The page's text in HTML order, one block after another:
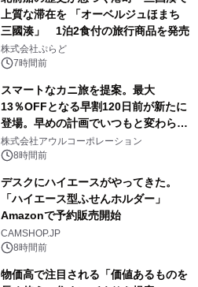
上質な滞在を 「オーベルジュほまち
三國湊」 1泊2食付の旅行商品を発売
株式会社ぷらど
7時間前
スマートなカニ旅を提案。最大
13％OFFとなる早割120日前が新たに
登場。早めの計画でいつもと変わらぬ
大人の冬旅を。ー夕日ヶ浦温泉「佳松
苑 別邸ふうか」ー
株式会社アウルコーポレーション
8時間前
デスクにハイエースがやってきた。
「ハイエース型ふせんホルダー」
Amazonで予約販売開始
CAMSHOP.JP
8時間前
物価高で注目される「価値あるものを